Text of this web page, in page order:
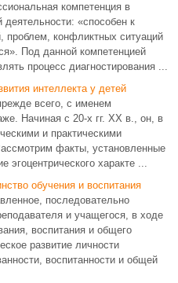
компетенция в
деятельности: «способен к
проблем, конфликтных ситуаций
Под данной компетенцией
процесс диагностирования ...
интеллекта у детей
всего, с именем
Начиная с 20-х гг. ХХ в., он, в
и практическими
факты, установленные
эгоцентрического характе ...
обучения и воспитания
последовательно
и учащегося, в ходе
воспитания и общего
развитие личности
воспитанности и общей